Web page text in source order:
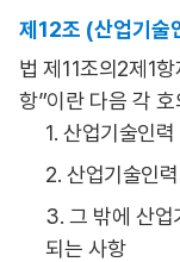
제12조 (산업기술
법 제11조의2제1
항”이란 다음 각
1. 산업기술인
2. 산업기술인
3. 그 밖에 산업
되는 사항